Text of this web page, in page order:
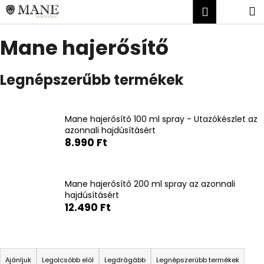
Ugrás
fő
tartalomhoz
Kosár
Mane hajerősítő
Legnépszerűbb termékek
Mane hajerősítő 100 ml spray - Utazókészlet az
azonnali hajdúsításért
8.990 Ft
Mane hajerősítő 200 ml spray az azonnali
hajdúsításért
12.490 Ft
T
Ajánljuk Legolcsóbb elöl Legdrágább Legnépszerűbb termékek
K
o
s
á
i
t
KERESÉS